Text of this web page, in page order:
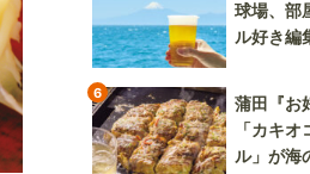
球場、部
ル好き編
6
蒲田『お
「カキ
ル」が海